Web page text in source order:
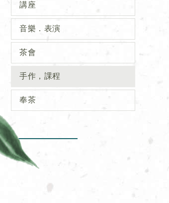
講座
音樂．表演
茶會
手作，課程
奉茶